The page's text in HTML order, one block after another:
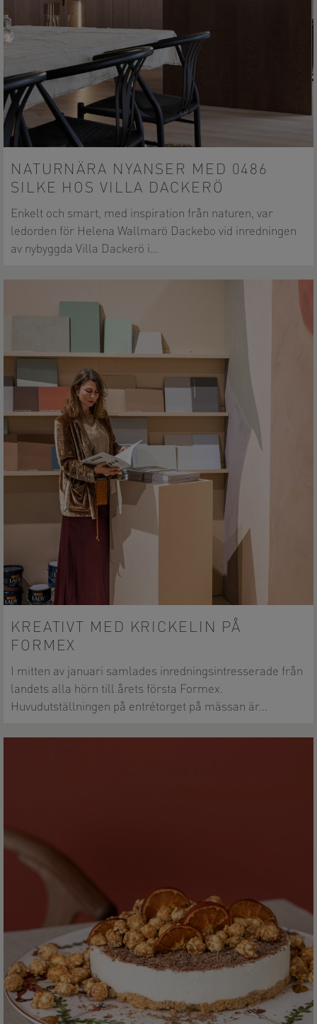
NATURNÄRA NYANSER MED 0486
SILKE HOS VILLA DACKERÖ
Enkelt och smart, med inspiration från naturen, var
ledorden för Helena Wallmarö Dackebo vid inredningen
av nybyggda Villa Dackerö i…
KREATIVT MED KRICKELIN PÅ
FORMEX
I mitten av januari samlades inredningsintresserade från
landets alla hörn till årets första Formex.
Huvudutställningen på entrétorget på mässan är…